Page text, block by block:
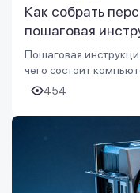
Как собрать
пошаговая
Пошаговая
чего состоит
и запустить систему
454